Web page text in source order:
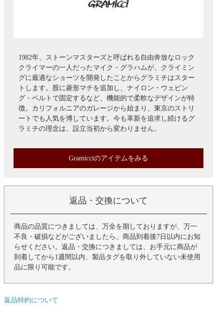
1982年、ストーンマスターズと呼ばれる自由奔放なロック
クライマーの一人だったマイク・グラハムが、クライミン
グに最適なショーツを開発したことからグラミチはスター
トします。股に菱形マチを追加し、ナイロン・ウェビン
グ・ベルトで固定するなど、機能的で柔軟なデザインが特
徴。カリフォルニアのガレージから始まり、東京のストリ
ートでも人気を博しています。今も革新を追求し続けるグ
ラミチの理念は、設立当初から変わりません。
Gramicciのアイテムをみる
返品・交換について
商品の品質につきましては、万全を期しておりますが、万一
不良・破損などがございましたら、商品到着後7日以内にお知
らせください。返品・交換につきましては、お手元に商品が
到着してから1週間以内、製品タグを取り外していない未使用
品に限り可能です。
返品特約について